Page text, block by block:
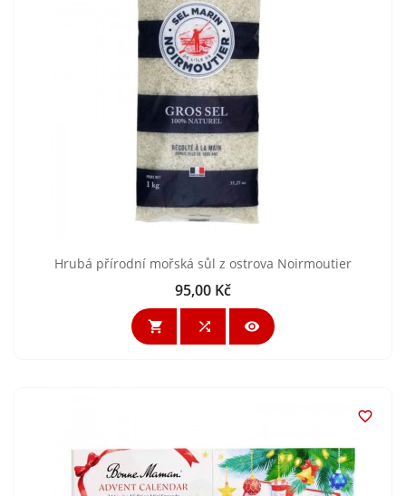
Hrubá přírodní mořská sůl z ostrova Noirmoutier
Cena
95,00 Kč
  
